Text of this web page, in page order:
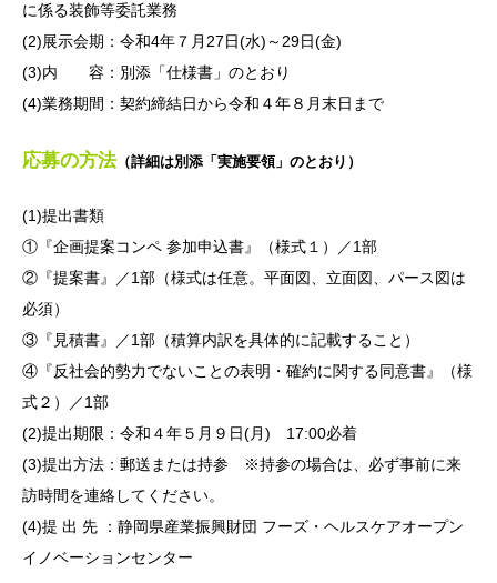
に係る装飾等委託業務
(2)展示会期：令和4年７月27日(水)～29日(金)
(3)内 容：別添「仕様書」のとおり
(4)業務期間：契約締結日から令和４年８月末日まで
応募の方法（詳細は別添「実施要領」のとおり）
(1)提出書類
①『企画提案コンペ 参加申込書』（様式１）／1部
②『提案書』／1部（様式は任意。平面図、立面図、パース図は
必須）
③『見積書』／1部（積算内訳を具体的に記載すること）
④『反社会的勢力でないことの表明・確約に関する同意書』（様
式２）／1部
(2)提出期限：令和４年５月９日(月) 17:00必着
(3)提出方法：郵送または持参 ※持参の場合は、必ず事前に来
訪時間を連絡してください。
(4)提 出 先 ：静岡県産業振興財団 フーズ・ヘルスケアオープン
イノベーションセンター